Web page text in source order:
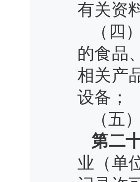
有关资
（四
的食品
相关产
设备；
（五
第二
业（单